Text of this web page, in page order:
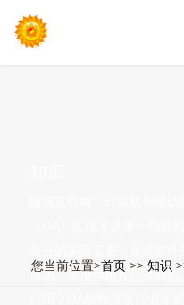
市场、应用和服务已经成熟
您当前位置>首页 >> 知识